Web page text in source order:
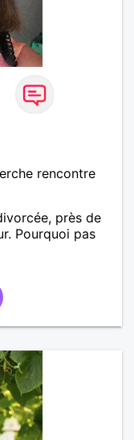
rencontre
près de
Pourquoi pas